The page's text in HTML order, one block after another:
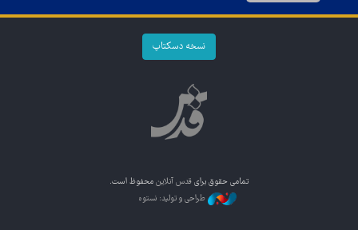
نسخه دسکتاپ
تمامی حقوق برای قدس آنلاین محفوظ است.
طراحی و تولید: نستوه